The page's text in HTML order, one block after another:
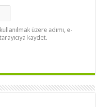
üzere adımı, e-
kaydet.